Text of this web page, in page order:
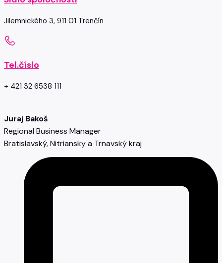
Jilemnického 3, 911 01 Trenčín
Tel.číslo
+ 421 32 6538 111
Juraj Bakoš
Regional Business Manager
Bratislavský, Nitriansky a Trnavský kraj